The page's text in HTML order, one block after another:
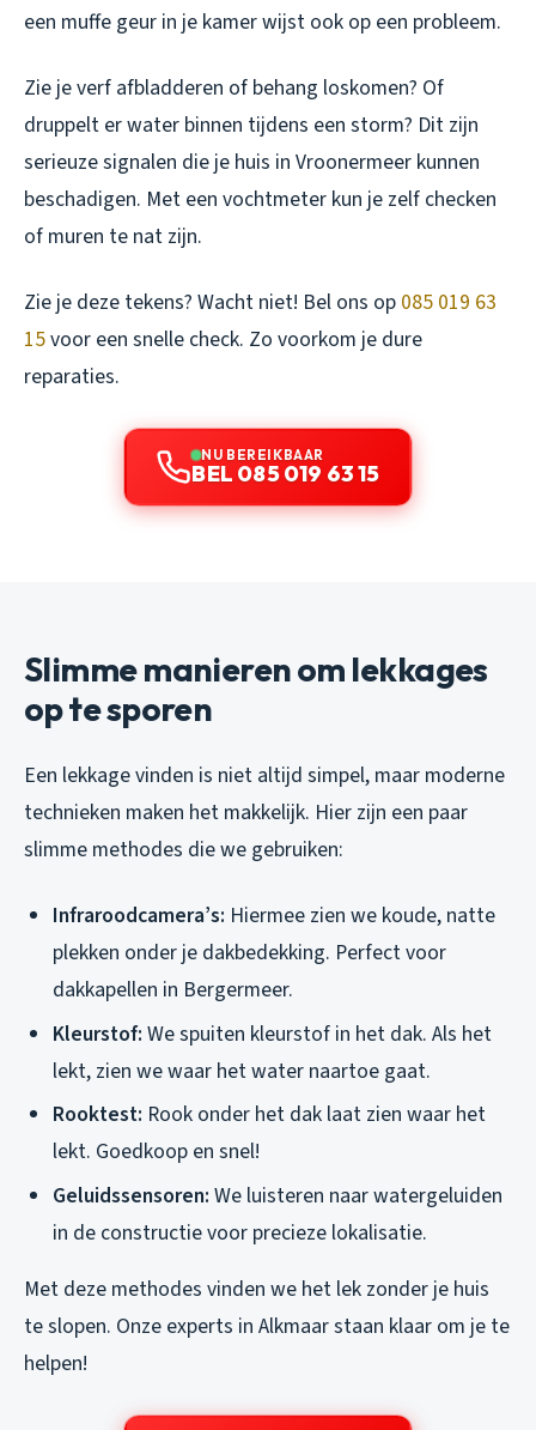
een muffe geur in je kamer wijst ook op een probleem.
Zie je verf afbladderen of behang loskomen? Of
druppelt er water binnen tijdens een storm? Dit zijn
serieuze signalen die je huis in Vroonermeer kunnen
beschadigen. Met een vochtmeter kun je zelf checken
of muren te nat zijn.
Zie je deze tekens? Wacht niet! Bel ons op 085 019 63
15voor een snelle check. Zo voorkom je dure
reparaties.
NU BEREIKBAAR
BEL 085 019 63 15
Slimme manieren om lekkages
op te sporen
Een lekkage vinden is niet altijd simpel, maar moderne
technieken maken het makkelijk. Hier zijn een paar
slimme methodes die we gebruiken:
Infraroodcamera’s: Hiermee zien we koude, natte
plekken onder je dakbedekking. Perfect voor
dakkapellen in Bergermeer.
Kleurstof: We spuiten kleurstof in het dak. Als het
lekt, zien we waar het water naartoe gaat.
Rooktest: Rook onder het dak laat zien waar het
lekt. Goedkoop en snel!
Geluidssensoren: We luisteren naar watergeluiden
in de constructie voor precieze lokalisatie.
Met deze methodes vinden we het lek zonder je huis
te slopen. Onze experts in Alkmaar staan klaar om je te
helpen!